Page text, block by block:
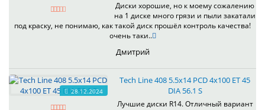
Диски хорошие, но к моему сожалению
на 1 диске много грязи и пыли закатали
под краску, не понимаю, как такой диск прошёл контроль качества!
очень таки..
Дмитрий
28.12.2024
Tech Line 408 5.5x14 PCD 4x100 ET 45
DIA 56.1 S
Лучшие диски R14. Отличный вариант